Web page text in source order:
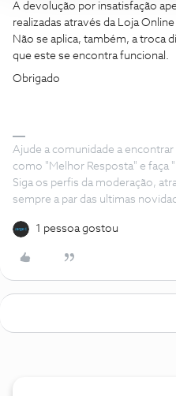
A devolução por insatisfação
realizadas através da Loja
Não se aplica, também, a troca
que este se encontra funcional.
Obrigado
Ajude a comunidade a
como "Melhor Resposta" e faça
Siga os perfis da moderação,
sempre a par das ultimas
1 pessoa gostou